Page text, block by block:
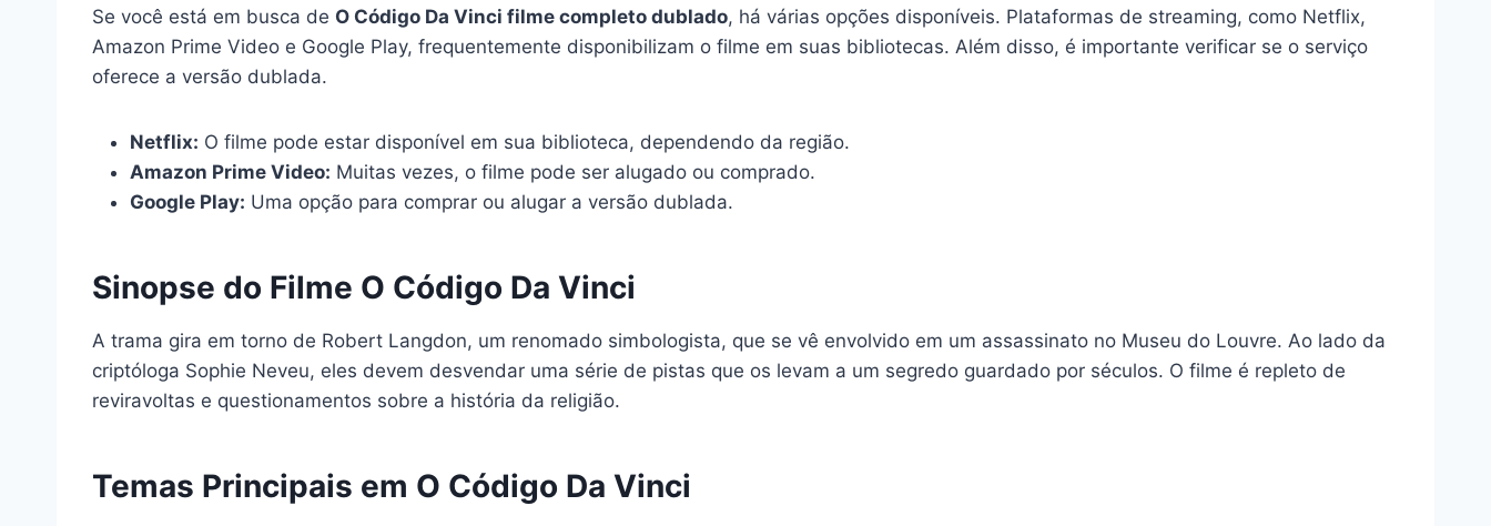
Se você está em busca de O Código Da Vinci filme completo dublado, há várias opções disponíveis. Plataformas de streaming, como Netflix,
Amazon Prime Video e Google Play, frequentemente disponibilizam o filme em suas bibliotecas. Além disso, é importante verificar se o serviço
oferece a versão dublada.
Netflix: O filme pode estar disponível em sua biblioteca, dependendo da região.
Amazon Prime Video: Muitas vezes, o filme pode ser alugado ou comprado.
Google Play: Uma opção para comprar ou alugar a versão dublada.
Sinopse do Filme O Código Da Vinci
A trama gira em torno de Robert Langdon, um renomado simbologista, que se vê envolvido em um assassinato no Museu do Louvre. Ao lado da
criptóloga Sophie Neveu, eles devem desvendar uma série de pistas que os levam a um segredo guardado por séculos. O filme é repleto de
reviravoltas e questionamentos sobre a história da religião.
Temas Principais em O Código Da Vinci